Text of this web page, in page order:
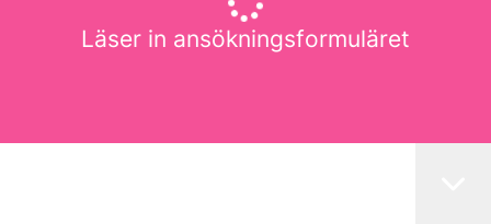
Läser in ansökningsformuläret